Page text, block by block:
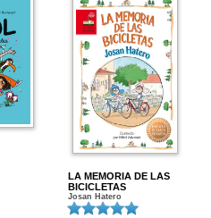
LA MEMORIA DE LAS
BICICLETAS
Josan Hatero